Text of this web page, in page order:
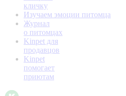
кличку
Изучаем эмоции питомца
Журнал
о питомцах
Kinpet для
продавцов
Kinpet
помогает
приютам